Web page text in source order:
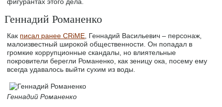
Геннадий Романенко
Как писал ранее CRiME , Геннадий Васильевич – персонаж,
малоизвестный широкой общественности. Он попадал в
громкие коррупционные скандалы, но влиятельные
покровители берегли Романенко, как зеницу ока, посему ему
всегда удавалось выйти сухим из воды.
Геннадий Романенко